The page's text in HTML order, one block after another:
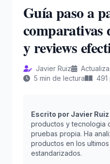
Guía paso a
comparativas
y reviews
Javier Ruiz
5 min de lectura
491
Escrito por Javier Ruiz
productos y tecnologia
pruebas propia. Ha
productos en los
estandarizados.